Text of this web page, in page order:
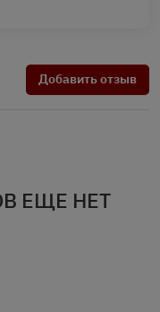
Добавить отзыв
ЕЩЕ НЕТ